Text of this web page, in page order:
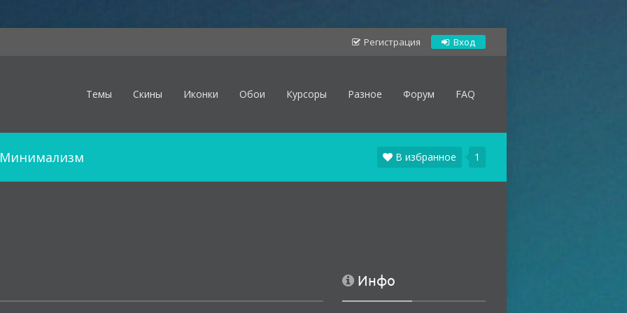
Регистрация Вход
Темы Скины Иконки Обои Курсоры Разное Форум FAQ
Минимализм 1
В избранное
Инфо